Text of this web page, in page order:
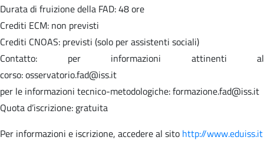
Durata di fruizione della FAD: 48 ore
Crediti ECM: non previsti
Crediti CNOAS: previsti (solo per assistenti sociali)
Contatto: per informazioni attinenti al
corso: osservatorio.fad@iss.it
per le informazioni tecnico-metodologiche: formazione.fad@iss.it
Quota d’iscrizione: gratuita
Per informazioni e iscrizione, accedere al sito http://www.eduiss.it